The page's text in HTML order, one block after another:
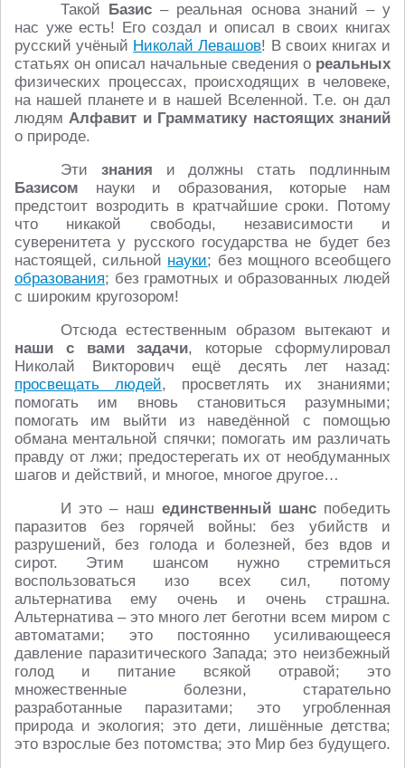
Такой Базис – реальная основа знаний – у
нас уже есть! Его создал и описал в своих книгах
русский учёный Николай Левашов! В своих книгах и
статьях он описал начальные сведения о реальных
физических процессах, происходящих в человеке,
на нашей планете и в нашей Вселенной. Т.е. он дал
людямАлфавит и Грамматику настоящих знаний
о природе.
Эти знания и должны стать подлинным
Базисом науки и образования, которые нам
предстоит возродить в кратчайшие сроки. Потому
что никакой свободы, независимости и
суверенитета у русского государства не будет без
настоящей, сильной науки; без мощного всеобщего
образования; без грамотных и образованных людей
с широким кругозором!
Отсюда естественным образом вытекают и
наши с вами задачи, которые сформулировал
Николай Викторович ещё десять лет назад:
просвещать людей, просветлять их знаниями;
помогать им вновь становиться разумными;
помогать им выйти из наведённой с помощью
обмана ментальной спячки; помогать им различать
правду от лжи; предостерегать их от необдуманных
шагов и действий, и многое, многое другое…
И это – наш единственный шанспобедить
паразитов без горячей войны: без убийств и
разрушений, без голода и болезней, без вдов и
сирот. Этим шансом нужно стремиться
воспользоваться изо всех сил, потому
альтернатива ему очень и очень страшна.
Альтернатива – это много лет беготни всем миром с
автоматами; это постоянно усиливающееся
давление паразитического Запада; это неизбежный
голод и питание всякой отравой; это
множественные болезни, старательно
разработанные паразитами; это угробленная
природа и экология; это дети, лишённые детства;
это взрослые без потомства; это Мир без будущего.